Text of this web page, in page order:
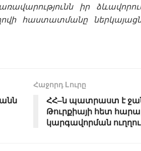
իր
հաստատմանը
Հաջորդ Lուրը
ՀՀ–ն պատրաստ է
Թուրքիայի հետ
կարգավորման